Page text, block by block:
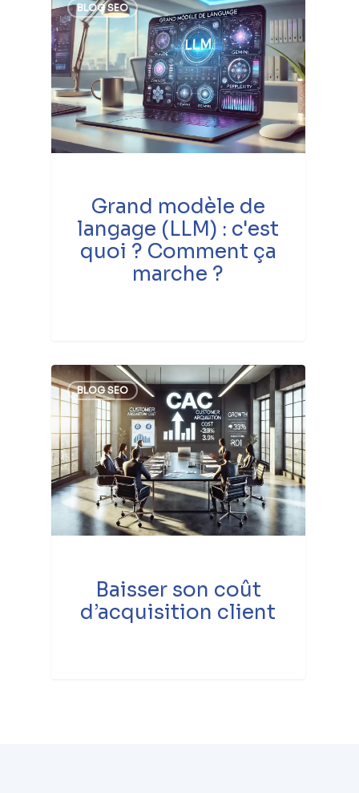
BLOG SEO
Grand modèle de
langage (LLM) : c'est
quoi ? Comment ça
marche ?
BLOG SEO
Baisser son coût
d’acquisition client